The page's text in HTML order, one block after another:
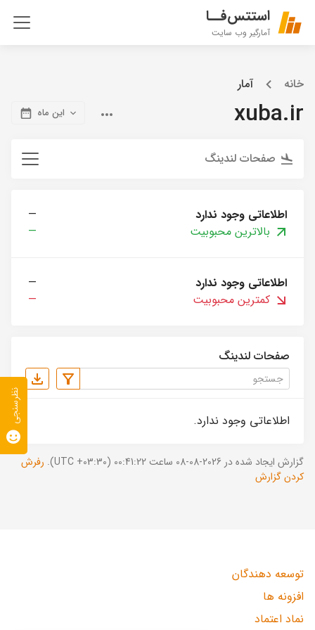
استتس‌فــا
آمارگیر وب سایت
خانه آمار
xuba.ir این ماه
صفحات لندینگ
اطلاعاتی وجود ندارد
—
بالاترین محبوبیت
—
اطلاعاتی وجود ندارد
—
کمترین محبوبیت
—
صفحات لندینگ
اطلاعاتی وجود ندارد.
گزارش ایجاد شده در 2026-08-08 ساعت 00:41:22 (UTC +03:30).
رفرش
کردن گزارش
توسعه دهندگان
افزونه ها
نماد اعتماد
نظرسنجی